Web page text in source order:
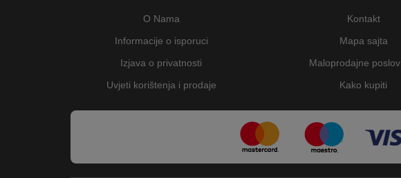
O Nama
Informacije o isporuci
Izjava o privatnosti
Uvjeti korištenja i prodaje
Kontakt
Mapa sajta
Maloprodajne
Kako kupiti